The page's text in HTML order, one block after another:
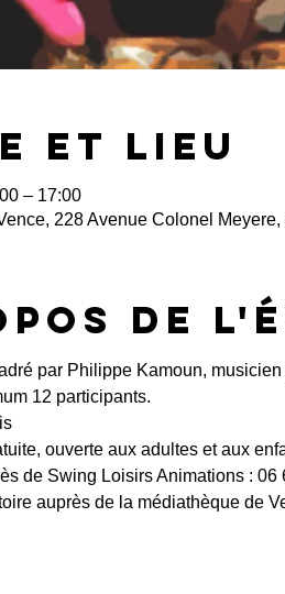
et lieu
– 17:00
228 Avenue Colonel
de
par Philippe Kamoun,
12 participants.
ouverte aux adultes et aux
de Swing Loisirs Animations : 06
auprès de la médiathèque de